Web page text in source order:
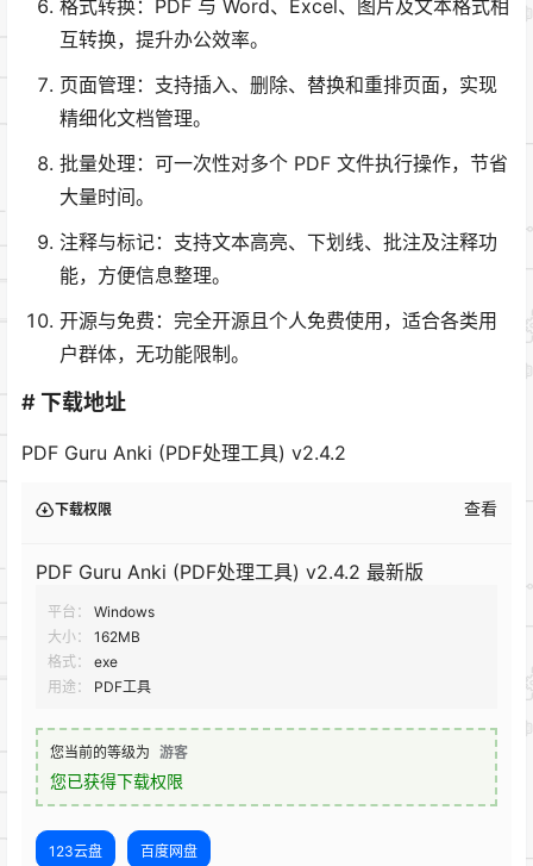
格式转换：PDF 与 Word、Excel、图片及文本格式相
互转换，提升办公效率。
页面管理：支持插入、删除、替换和重排页面，实现
精细化文档管理。
批量处理：可一次性对多个 PDF 文件执行操作，节省
大量时间。
注释与标记：支持文本高亮、下划线、批注及注释功
能，方便信息整理。
开源与免费：完全开源且个人免费使用，适合各类用
户群体，无功能限制。
# 下载地址
PDF Guru Anki (PDF处理工具) v2.4.2
下载权限 查看
PDF Guru Anki (PDF处理工具) v2.4.2 最新版
平台：
Windows
大小：
162MB
格式：
exe
用途：
PDF工具
您当前的等级为 游客
您已获得下载权限
123云盘 百度网盘